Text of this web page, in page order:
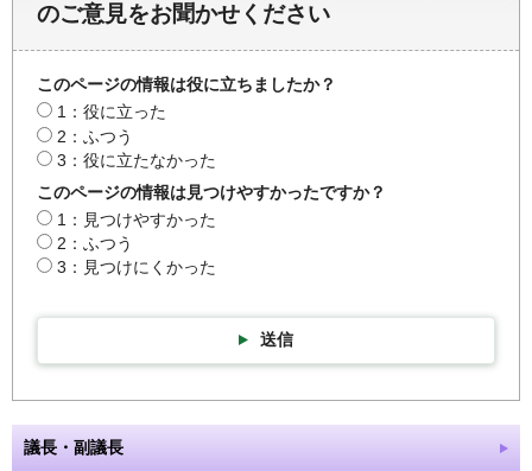
のご意見をお聞かせください
このページの情報は役に立ちましたか？
1：役に立った
2：ふつう
3：役に立たなかった
このページの情報は見つけやすかったですか？
1：見つけやすかった
2：ふつう
3：見つけにくかった
送信
議長・副議長